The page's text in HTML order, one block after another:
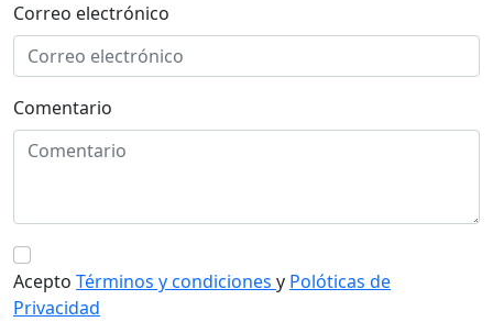
Correo electrónico
Comentario
Acepto Términos y condiciones y Polóticas de
Privacidad